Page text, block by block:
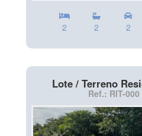
2 2 2
Lote / Terreno
Ref.: RIT-000